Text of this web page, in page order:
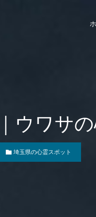
ウワサ
埼玉県の心霊スポット